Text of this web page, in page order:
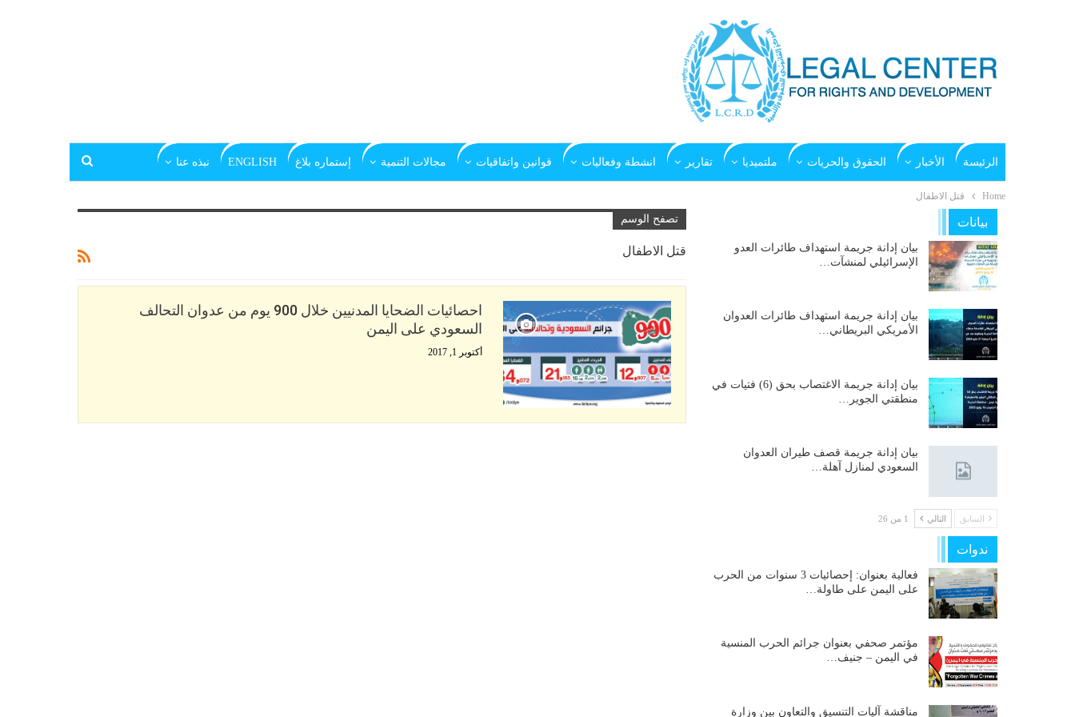
الرئيسة الأخبار الحقوق والحريات ملتميديا تقارير انشطة وفعاليات قوانين واتفاقيات مجالات التنمية إستماره بلاغ ENGLISH نبذه عنا
Home قتل الاطفال
تصفح الوسم
قتل الاطفال
احصائيات الضحايا المدنيين خلال 900 يوم من عدوان التحالف
السعودي على اليمن
أكتوبر 1, 2017
بيانات
بيان إدانة جريمة استهداف طائرات العدو
الإسرائيلي لمنشآت…
بيان إدانة جريمة استهداف طائرات العدوان
الأمريكي البريطاني…
بيان إدانة جريمة الاغتصاب بحق (6) فتيات في
منطقتي الجوير…
بيان إدانة جريمة قصف طيران العدوان
السعودي لمنازل آهلة…
السابق التالي 1 من 26
ندوات
فعالية بعنوان: إحصائيات 3 سنوات من الحرب
على اليمن على طاولة…
مؤتمر صحفي بعنوان جرائم الحرب المنسية
في اليمن – جنيف…
مناقشة آليات التنسيق والتعاون بين وزارة